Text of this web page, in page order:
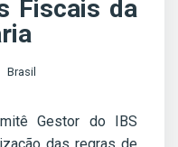
Fiscais da
Brasil
Gestor do IBS